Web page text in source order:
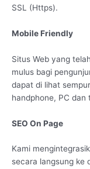
SSL (Https).
Mobile Friendly
Situs Web yang
mulus bagi
dapat di lihat
handphone, PC dan
SEO On Page
Kami
secara langsung ke